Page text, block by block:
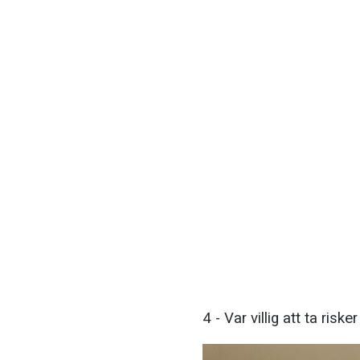
4 - Var villig att ta risker